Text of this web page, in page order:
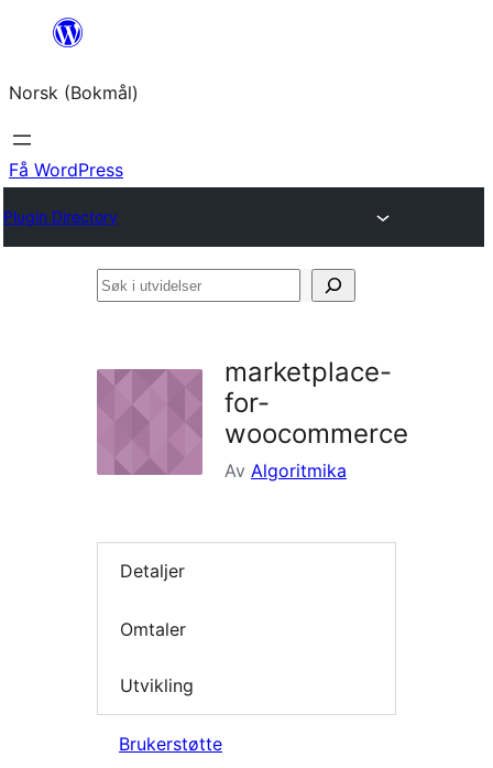
Hopp
innhold
Norsk (Bokmål)
Få WordPress
Plugin Directory
Søk
marketplace-
for-
woocommerce
Av Algoritmika
Detaljer
Omtaler
Utvikling
Brukerstøtte